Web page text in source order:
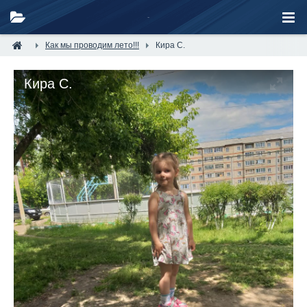
Как мы проводим лето!!! Кира С.
Кира С.